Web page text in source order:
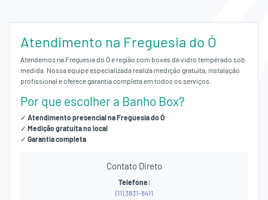
Atendimento na Freguesia do Ó
Atendemos na Freguesia do Ó e região com boxes de vidro temperado sob
medida. Nossa equipe especializada realiza medição gratuita, instalação
profissional e oferece garantia completa em todos os serviços.
Por que escolher a Banho Box?
✓ Atendimento presencial na Freguesia do Ó
✓ Medição gratuita no local
✓ Garantia completa
Contato Direto
Telefone:
(11) 3831-8411